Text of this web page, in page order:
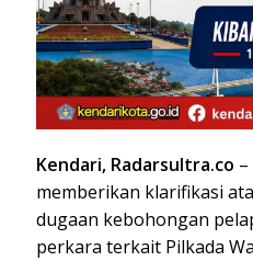
Kendari, Radarsultra.co
memberikan klarifikasi
dugaan kebohongan
perkara terkait Pilkada